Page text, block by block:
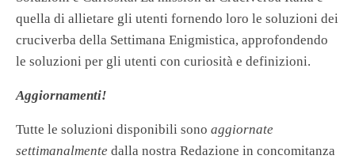
quella di allietare gli utenti fornendo loro le soluzioni dei
cruciverba della Settimana Enigmistica, approfondendo
le soluzioni per gli utenti con curiosità e definizioni.
Aggiornamenti!
Tutte le soluzioni disponibili sono aggiornate
settimanalmente dalla nostra Redazione in concomitanza